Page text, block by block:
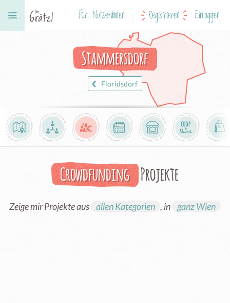
Für NutzerInnen Registrieren Einloggen
Stammersdorf
Floridsdorf
Crowdfunding Projekte
Zeige mir Projekte aus allen Kategorien , in ganz Wien